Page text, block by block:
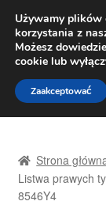
Pn.-
Przejdź
do
nawigacji
Przejdź
do
treści
Dostawa
Strona
Listwa prawych
8546Y4
Używamy plików
korzystania z
Możesz
cookie lub
Zaakceptować